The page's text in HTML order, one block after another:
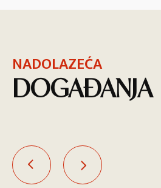
NADOLAZEĆA
DOGAĐANJA